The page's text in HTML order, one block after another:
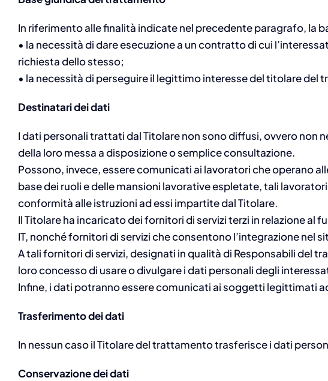
In riferimento alle finalità indicate nel precedente paragrafo, la
• la necessità di dare esecuzione a un contratto di cui
richiesta dello stesso;
• la necessità di perseguire il legittimo interesse del titolare del
Destinatari dei dati
I dati personali trattati dal Titolare non sono diffusi, ovvero non
della loro messa a disposizione o semplice consultazione.
Possono, invece, essere comunicati ai lavoratori che operano
base dei ruoli e delle mansioni lavorative espletate, tali
conformità alle istruzioni ad essi impartite dal Titolare.
Il Titolare ha incaricato dei fornitori di servizi terzi in relazione
IT, nonché fornitori di servizi che consentono l’integrazione nel
A tali fornitori di servizi, designati in qualità di Responsabili del
loro concesso di usare o divulgare i dati personali degli
Infine, i dati potranno essere comunicati ai soggetti legittimati
Trasferimento dei dati
In nessun caso il Titolare del trattamento trasferisce i dati
Conservazione dei dati